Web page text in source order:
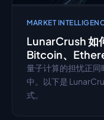
MARKET
LunarCrush 如
Bitcoin、
量子计算的担忧正同
中。以下是
式。